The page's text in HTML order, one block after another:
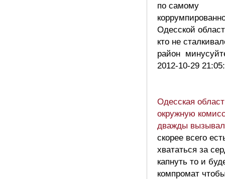
по самому
Одесской
кто не
район
2012-10-29
Одесская
окружную
дважды
скорее всего
хвататься за
капнуть то и
компромат